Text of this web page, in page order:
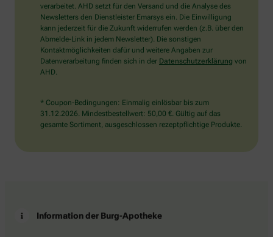
bitte
das
Auto.
verarbeitet. AHD setzt für den Versand und die Analyse des
Newsletters den Dienstleister Emarsys ein. Die Einwilligung
kann jederzeit für die Zukunft widerrufen werden (z.B. über den
Abmelde-Link in jedem Newsletter). Die sonstigen
Kontaktmöglichkeiten dafür und weitere Angaben zur
Datenverarbeitung finden sich in der Datenschutzerklärung von
AHD.
* Coupon-Bedingungen: Einmalig einlösbar bis zum
31.12.2026. Mindestbestellwert: 50,00 €. Gültig auf das
gesamte Sortiment, ausgeschlossen rezeptpflichtige Produkte.
Information der Burg-Apotheke